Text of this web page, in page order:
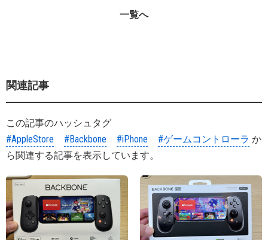
一覧へ
関連記事
この記事のハッシュタグ
#AppleStore
#Backbone #iPhone #ゲームコントローラ か
ら関連する記事を表示しています。